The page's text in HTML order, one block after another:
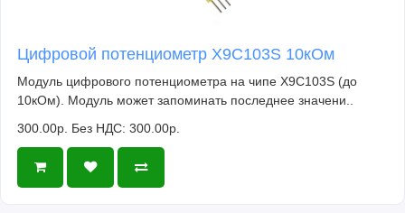
2018Для Mazda CX4 2018
Для Dodge Challenger Hellcat Redeye 2019
Для SKODA Super 2018 Super 380 Ultimate
EditionДля SKODA Octavia 2017Для SKODA New
Цифровой потенциометр X9C103S 10кОм
Модуль цифрового потенциометра на чипе X9C103S (до
10кОм). Модуль может запоминать последнее значени..
300.00р. Без НДС: 300.00р.